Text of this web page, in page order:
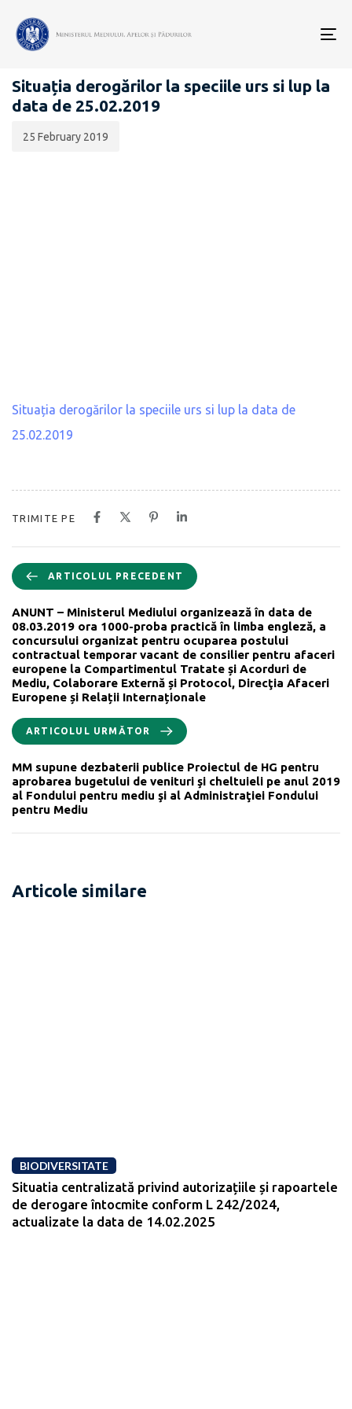
BIODIVERSITATE
Situația derogărilor la speciile urs si lup la
data de 25.02.2019
publicării:
25 February 2019
Situația derogărilor la speciile urs si lup la data de
25.02.2019
TRIMITE PE
ARTICOLUL PRECEDENT
ANUNT – Ministerul Mediului organizează în data de
08.03.2019 ora 1000-proba practică în limba engleză, a
concursului organizat pentru ocuparea postului
contractual temporar vacant de consilier pentru afaceri
europene la Compartimentul Tratate și Acorduri de
Mediu, Colaborare Externă și Protocol, Direcţia Afaceri
Europene și Relații Internaționale
ARTICOLUL URMĂTOR
MM supune dezbaterii publice Proiectul de HG pentru
aprobarea bugetului de venituri şi cheltuieli pe anul 2019
al Fondului pentru mediu şi al Administraţiei Fondului
pentru Mediu
Articole similare
BIODIVERSITATE
Situatia centralizată privind autorizațiile și rapoartele
de derogare întocmite conform L 242/2024,
actualizate la data de 14.02.2025